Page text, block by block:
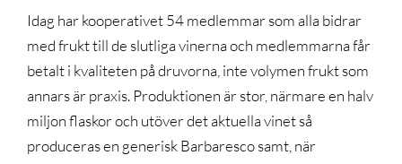
Idag har kooperativet 54 medlemmar som alla bidrar
med frukt till de slutliga vinerna och medlemmarna får
betalt i kvaliteten på druvorna, inte volymen frukt som
annars är praxis. Produktionen är stor, närmare en halv
miljon flaskor och utöver det aktuella vinet så
produceras en generisk Barbaresco samt, när